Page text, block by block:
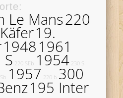
Le Mans220
19.
1948 1961
220 SEb 1954 230 S
1957 220 b 300
195 Inter